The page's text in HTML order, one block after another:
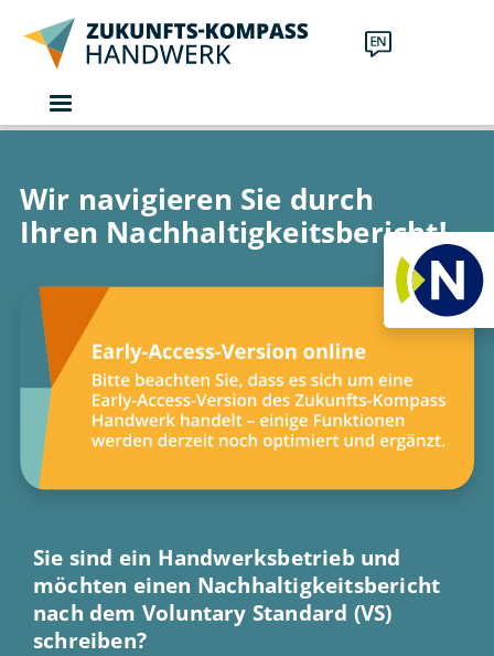
Direkt zum Inhalt
Wir navigieren Sie durch
Ihren Nachhaltigkeitsbericht!
Sie sind ein Handwerksbetrieb und
möchten einen Nachhaltigkeitsbericht
nach dem Voluntary Standard (VS)
schreiben?